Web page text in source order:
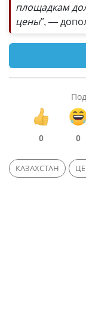
площадкам
цены", —
0 0
КАЗАХСТАН